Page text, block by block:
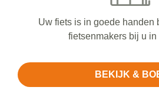
Uw fiets is in goede handen
fietsenmakers bij u in
BEKIJK &